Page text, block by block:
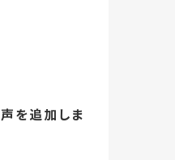
を追加しま